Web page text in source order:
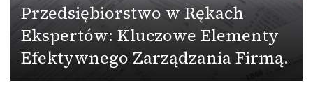
Przedsiębiorstwo w Rękach
Ekspertów: Kluczowe Elementy
Efektywnego Zarządzania Firmą.